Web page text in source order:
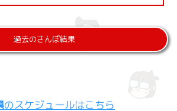
過去のさんぽ結果
のスケジュールはこちら